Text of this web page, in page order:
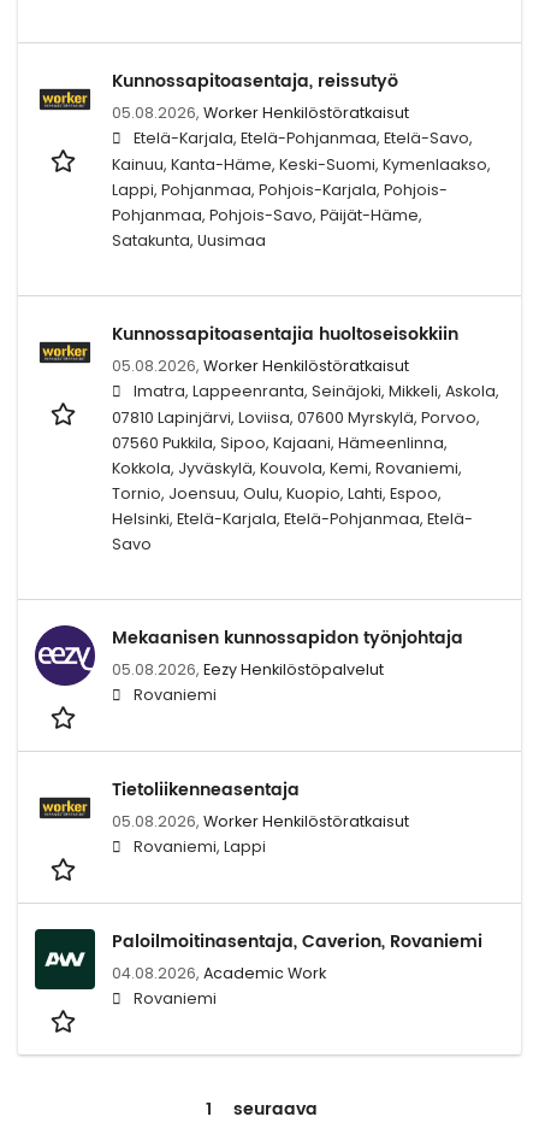
Kunnossapitoasentaja, reissutyö
05.08.2026, Worker Henkilöstöratkaisut
Etelä-Karjala, Etelä-Pohjanmaa, Etelä-Savo,
Kainuu, Kanta-Häme, Keski-Suomi, Kymenlaakso,
Lappi, Pohjanmaa, Pohjois-Karjala, Pohjois-
Pohjanmaa, Pohjois-Savo, Päijät-Häme,
Satakunta, Uusimaa
Kunnossapitoasentajia huoltoseisokkiin
05.08.2026, Worker Henkilöstöratkaisut
Imatra, Lappeenranta, Seinäjoki, Mikkeli, Askola,
07810 Lapinjärvi, Loviisa, 07600 Myrskylä, Porvoo,
07560 Pukkila, Sipoo, Kajaani, Hämeenlinna,
Kokkola, Jyväskylä, Kouvola, Kemi, Rovaniemi,
Tornio, Joensuu, Oulu, Kuopio, Lahti, Espoo,
Helsinki, Etelä-Karjala, Etelä-Pohjanmaa, Etelä-
Savo
Mekaanisen kunnossapidon työnjohtaja
05.08.2026, Eezy Henkilöstöpalvelut
Rovaniemi
Tietoliikenneasentaja
05.08.2026, Worker Henkilöstöratkaisut
Rovaniemi, Lappi
Paloilmoitinasentaja, Caverion, Rovaniemi
04.08.2026, Academic Work
Rovaniemi
1 seuraava